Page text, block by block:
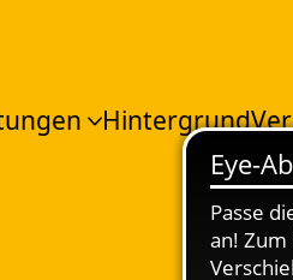
Hintergrund